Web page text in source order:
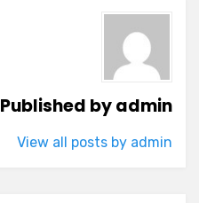
Published byadmin
View all posts by admin